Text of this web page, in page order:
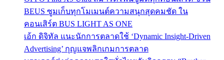
BEUS ซูมเก็บทุกโมเมนต์ความสนุกสุดคมชัด ใน
คอนเสิร์ต BUS LIGHT AS ONE
เอ้ก ดิจิทัล แนะนักการตลาดใช้ ‘Dynamic Insight-Driven
Advertising’ กุญแจพลิกเกมการตลาด